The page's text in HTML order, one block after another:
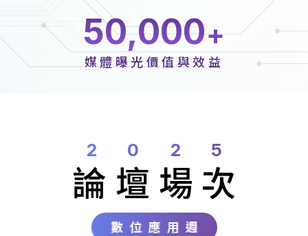
50,000
媒體曝光價值與效益
2025
論壇 場次
數位應用週